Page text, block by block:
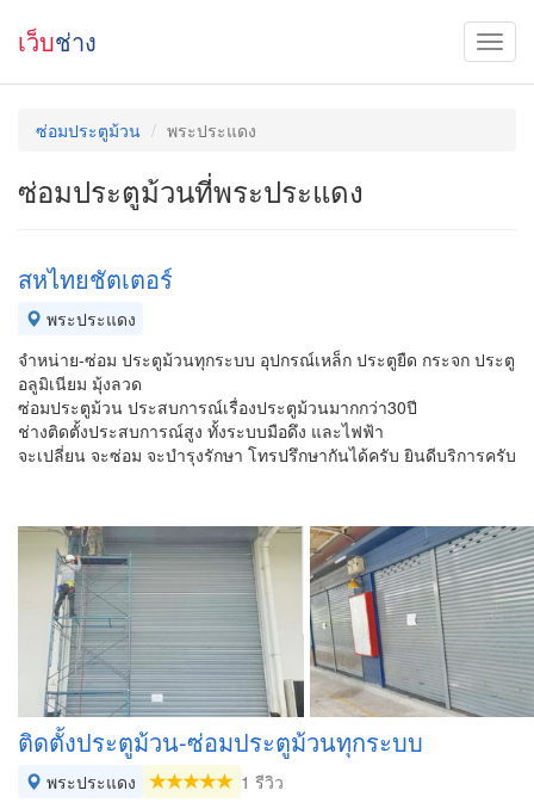
เว็บช่าง
ซ่อมประตูม้วน พระประแดง
ซ่อมประตูม้วนที่พระประแดง
สหไทยชัตเตอร์
พระประแดง
จำหน่าย-ซ่อม ประตูม้วนทุกระบบ อุปกรณ์เหล็ก ประตูยืด กระจก ประตู
อลูมิเนียม มุ้งลวด
ซ่อมประตูม้วน ประสบการณ์เรื่องประตูม้วนมากกว่า30ปี
ช่างติดตั้งประสบการณ์สูง ทั้งระบบมือดึง และไฟฟ้า
จะเปลี่ยน จะซ่อม จะบำรุงรักษา โทรปรึกษากันได้ครับ ยินดีบริการครับ
ติดตั้งประตูม้วน-ซ่อมประตูม้วนทุกระบบ
พระประแดง
1 รีวิว